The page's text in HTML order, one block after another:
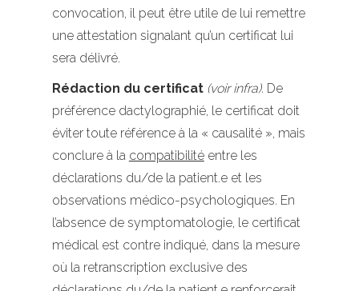
convocation, il peut être utile de lui remettre
une attestation signalant qu’un certificat lui
sera délivré.
Rédaction du certificat (voir infra). De
préférence dactylographié, le certificat doit
éviter toute référence à la « causalité », mais
conclure à la compatibilitéentre les
déclarations du/de la patient.e et les
observations médico-psychologiques. En
l’absence de symptomatologie, le certificat
médical est contre indiqué, dans la mesure
où la retranscription exclusive des